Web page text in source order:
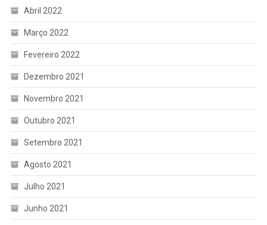
Abril 2022
Março 2022
Fevereiro 2022
Dezembro 2021
Novembro 2021
Outubro 2021
Setembro 2021
Agosto 2021
Julho 2021
Junho 2021